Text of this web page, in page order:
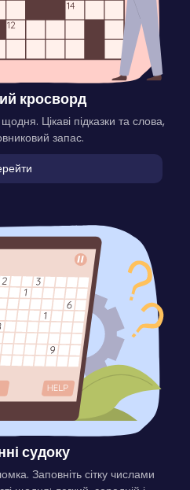
кросворд
Цікаві підказки та слова,
запас.
судоку
Заповніть сітку числами